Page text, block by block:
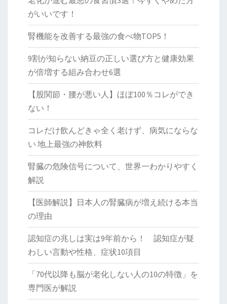
がいいです！
腎機能を改善する最強の食べ物TOP5！
9割が知らない納豆の正しい選び方と健康効果
が倍増する組み合わせ6選
【股関節・腰が悪い人】ほぼ100％コレができ
ない！
コレだけ飲んどきゃ全く老けず、病気にならな
い 地上最強の神飲料
腎臓の危険信号について、世界一わかりやすく
解説
【医師解説】日本人の腎臓病が増え続ける本当
の理由
認知症の兆しは実は9年前から！ 認知症が疑
わしい言動や性格、症状10項目
「70代以降も脳が老化しない人の10の特徴」を
専門医が解説